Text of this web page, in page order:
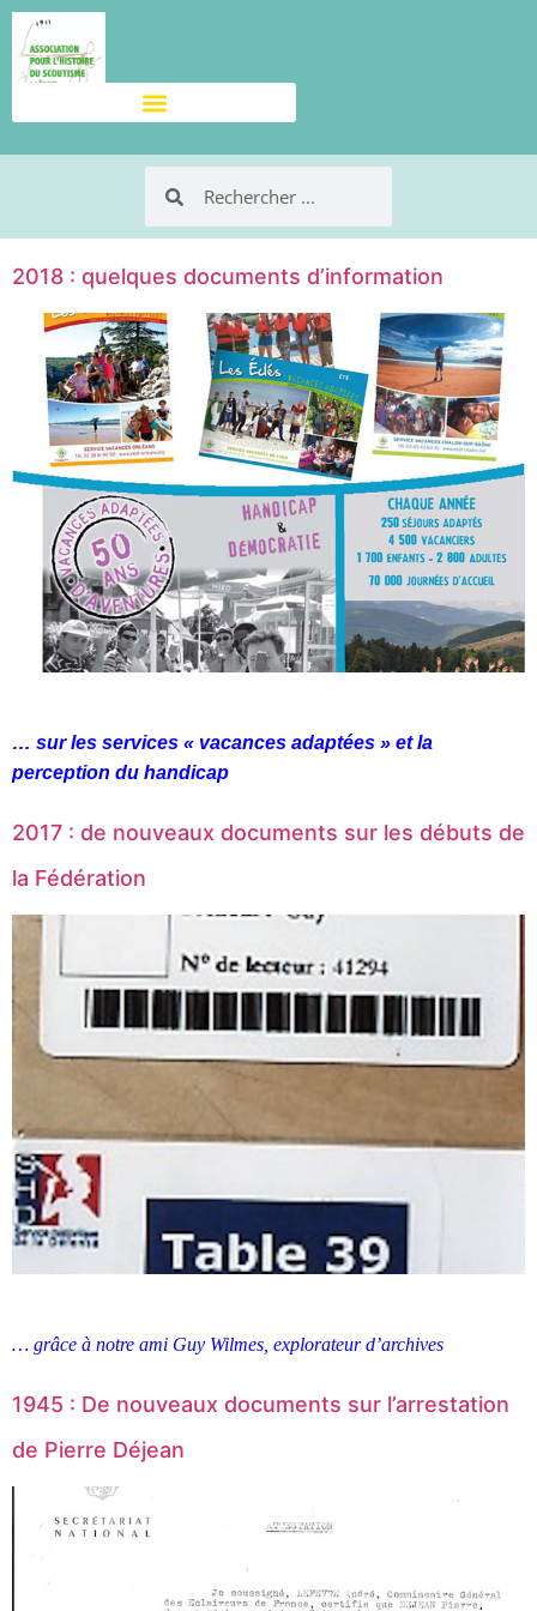
2018 : quelques documents d’information
… sur les services « vacances adaptées » et la
perception du handicap
2017 : de nouveaux documents sur les débuts de
la Fédération
… grâce à notre ami Guy Wilmes, explorateur d’archives
1945 : De nouveaux documents sur l’arrestation
de Pierre Déjean